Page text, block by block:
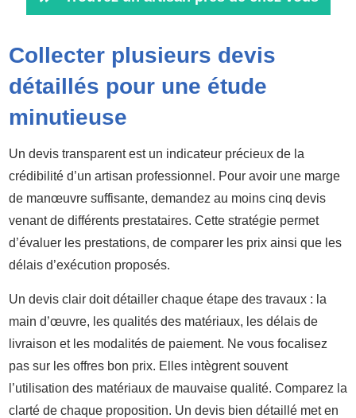
Collecter plusieurs devis
détaillés pour une étude
minutieuse
Un devis transparent est un indicateur précieux de la
crédibilité d’un artisan professionnel. Pour avoir une marge
de manœuvre suffisante, demandez au moins cinq devis
venant de différents prestataires. Cette stratégie permet
d’évaluer les prestations, de comparer les prix ainsi que les
délais d’exécution proposés.
Un devis clair doit détailler chaque étape des travaux : la
main d’œuvre, les qualités des matériaux, les délais de
livraison et les modalités de paiement. Ne vous focalisez
pas sur les offres bon prix. Elles intègrent souvent
l’utilisation des matériaux de mauvaise qualité. Comparez la
clarté de chaque proposition. Un devis bien détaillé met en